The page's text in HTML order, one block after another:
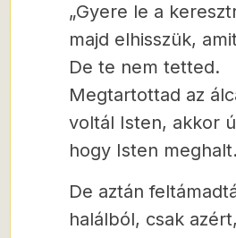
„Gyere le a
majd elhisszük,
De te nem tetted.
Megtartottad az
voltál Isten, akkor
hogy Isten meghalt.
De aztán
halálból, csak